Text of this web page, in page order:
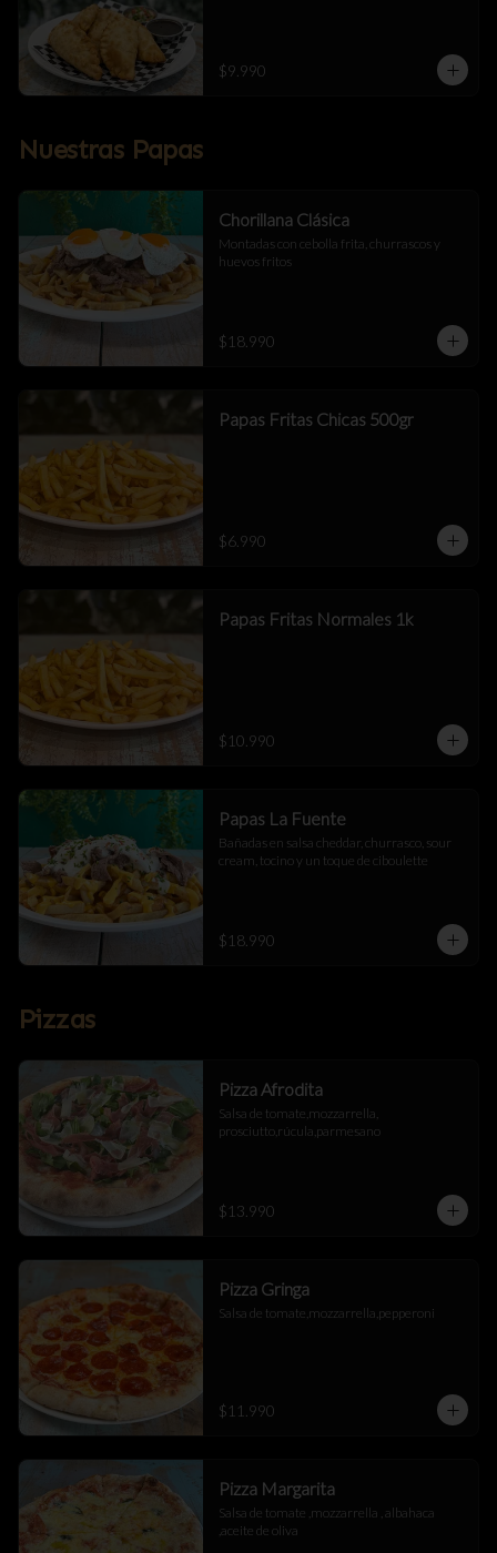
$9.990
Nuestras Papas
Chorillana Clásica
Montadas con cebolla frita, churrascos y
huevos fritos
$18.990
Papas Fritas Chicas 500gr
$6.990
Papas Fritas Normales 1k
$10.990
Papas La Fuente
Bañadas en salsa cheddar, churrasco, sour
cream, tocino y un toque de ciboulette
$18.990
Pizzas
Pizza Afrodita
Salsa de tomate,mozzarrella,
prosciutto,rúcula,parmesano
$13.990
Pizza Gringa
Salsa de tomate,mozzarrella,pepperoni
$11.990
Pizza Margarita
Salsa de tomate ,mozzarrella , albahaca
,aceite de oliva